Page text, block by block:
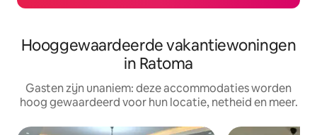
Hooggewaardeerde vakantiewoningen
in Ratoma
Gasten zijn unaniem: deze accommodaties worden
hoog gewaardeerd voor hun locatie, netheid en meer.